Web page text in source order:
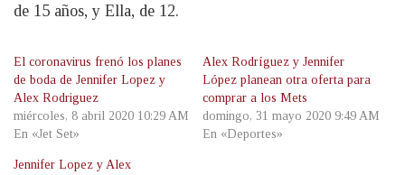
de 15 años, y Ella, de 12.
El coronavirus frenó los planes
de boda de Jennifer Lopez y
Alex Rodriguez
miércoles, 8 abril 2020 10:29 AM
En «Jet Set»
Alex Rodríguez y Jennifer
López planean otra oferta para
comprar a los Mets
domingo, 31 mayo 2020 9:49 AM
En «Deportes»
Jennifer Lopez y Alex